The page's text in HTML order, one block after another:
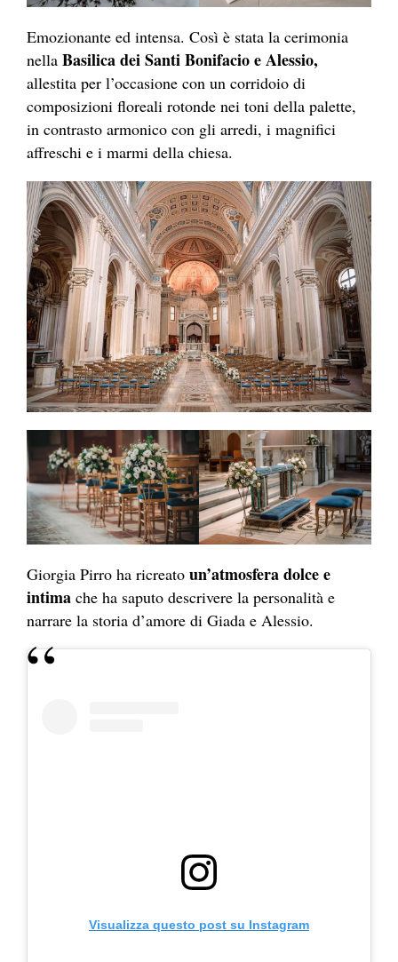
Emozionante ed intensa. Così è stata la cerimonia
nella ⁠Basilica dei Santi Bonifacio e Alessio,
allestita per l’occasione con un corridoio di
composizioni floreali rotonde nei toni della palette,
in contrasto armonico con gli arredi, i magnifici
affreschi e i marmi della chiesa.
Giorgia Pirro ha ricreato un’atmosfera dolce e
intima che ha saputo descrivere la personalità e
narrare la storia d’amore di Giada e Alessio.
Visualizza questo post su Instagram